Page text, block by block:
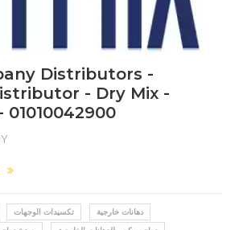
Distributors -
- Dry Mix -
01010042900
تكسيدات الوجهات
دهانات خارجية